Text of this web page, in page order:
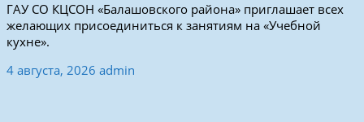
ГАУ СО КЦСОН «Балашовского района» приглашает всех
желающих присоединиться к занятиям на «Учебной
кухне».
4 августа, 2026 admin